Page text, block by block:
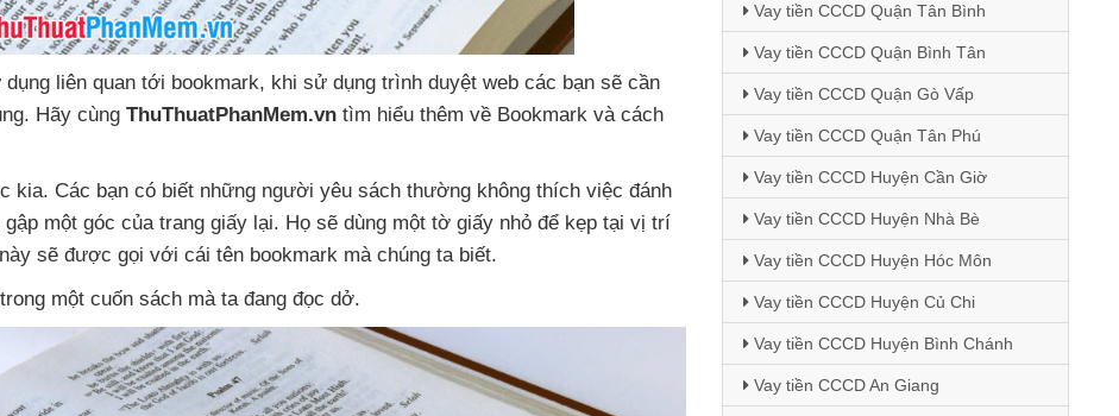
liên quan tới bookmark, khi sử dụng trình duyệt web các bạn sẽ cần
. Hãy cùng ThuThuatPhanMem.vn tìm hiểu thêm về Bookmark và cách
kia. Các bạn có biết những người yêu sách thường không thích việc đánh
một góc của trang giấy lại. Họ sẽ dùng một tờ giấy nhỏ để kẹp tại vị trí
sẽ được gọi với cái tên bookmark mà chúng ta biết.
một cuốn sách mà ta đang đọc dở.
Vay tiền CCCD Quận Tân Bình
Vay tiền CCCD Quận Bình Tân
Vay tiền CCCD Quận Gò Vấp
Vay tiền CCCD Quận Tân Phú
Vay tiền CCCD Huyện Cần Giờ
Vay tiền CCCD Huyện Nhà Bè
Vay tiền CCCD Huyện Hóc Môn
Vay tiền CCCD Huyện Củ Chi
Vay tiền CCCD Huyện Bình Chánh
Vay tiền CCCD An Giang